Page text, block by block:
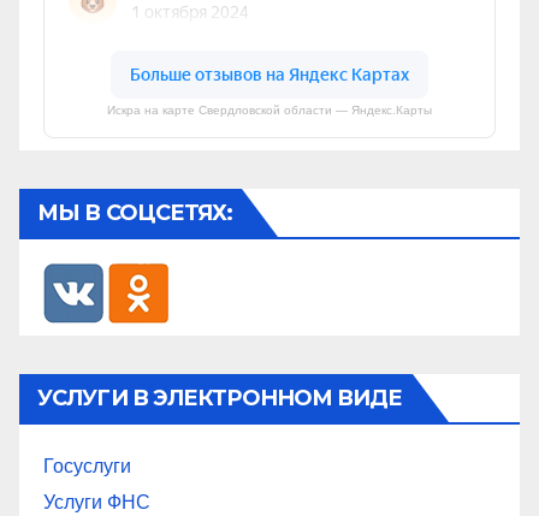
Искра на карте Свердловской области — Яндекс.Карты
МЫ В СОЦСЕТЯХ:
УСЛУГИ В ЭЛЕКТРОННОМ ВИДЕ
Госуслуги
Услуги ФНС